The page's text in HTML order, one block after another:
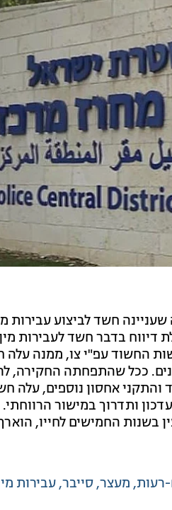
חשד לביצוע עבירות
דיווח בדבר חשד לעבירות
החשוד עפ"י צו, ממנה
ככל שהתפחתה החקירה,
והתקני אחסון נוספים, עלה
ותדרוך במישור
בשנות החמישים לחייו,
רעות מעצר סייבר עבירות